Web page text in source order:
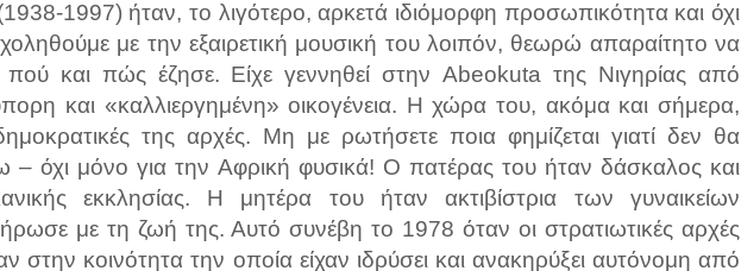
1997) ήταν, το λιγότερο, αρκετά ιδιόμορφη προσωπικότητα και όχι
με την εξαιρετική μουσική του λοιπόν, θεωρώ απαραίτητο να
πού και πώς έζησε. Είχε γεννηθεί στην Abeokuta της Νιγηρίας από
και «καλλιεργημένη» οικογένεια. Η χώρα του, ακόμα και σήμερα,
της αρχές. Μη με ρωτήσετε ποια φημίζεται γιατί δεν θα
όχι μόνο για την Αφρική φυσικά! Ο πατέρας του ήταν δάσκαλος και
εκκλησίας. Η μητέρα του ήταν ακτιβίστρια των γυναικείων
με τη ζωή της. Αυτό συνέβη το 1978 όταν οι στρατιωτικές αρχές
στην κοινότητα την οποία είχαν ιδρύσει και ανακηρύξει αυτόνομη από